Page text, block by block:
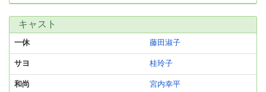
キャスト
一休 藤田淑子
サヨ 桂玲子
和尚 宮内幸平